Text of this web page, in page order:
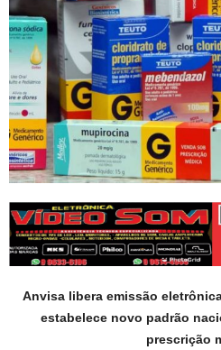
Anvisa libera emissão
estabelece novo padrão
prescrição